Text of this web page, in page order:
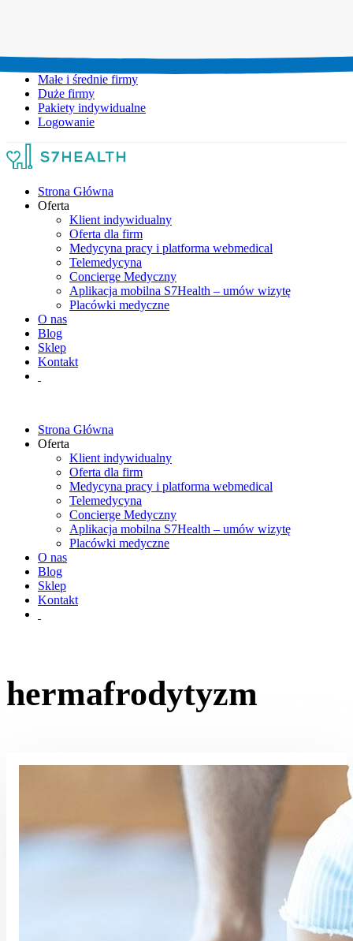
Małe i średnie firmy
Duże firmy
Pakiety indywidualne
Logowanie
Strona Główna
Oferta
Klient indywidualny
Oferta dla firm
Medycyna pracy i platforma webmedical
Telemedycyna
Concierge Medyczny
Aplikacja mobilna S7Health – umów wizytę
Placówki medyczne
O nas
Blog
Sklep
Kontakt
Strona Główna
Oferta
Klient indywidualny
Oferta dla firm
Medycyna pracy i platforma webmedical
Telemedycyna
Concierge Medyczny
Aplikacja mobilna S7Health – umów wizytę
Placówki medyczne
O nas
Blog
Sklep
Kontakt
hermafrodytyzm